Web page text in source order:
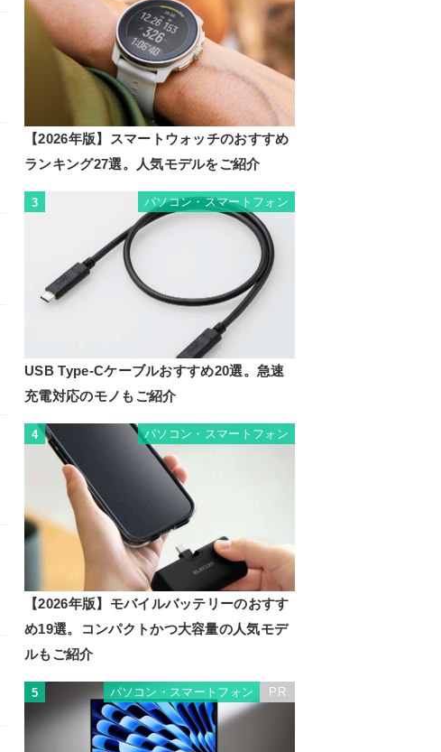
【2026年版】スマートウォッチのおすすめ
ランキング27選。人気モデルをご紹介
3 パソコン・スマートフォン
USB Type-Cケーブルおすすめ20選。急速
充電対応のモノもご紹介
4 パソコン・スマートフォン
【2026年版】モバイルバッテリーのおすす
め19選。コンパクトかつ大容量の人気モデ
ルもご紹介
5 パソコン・スマートフォン PR